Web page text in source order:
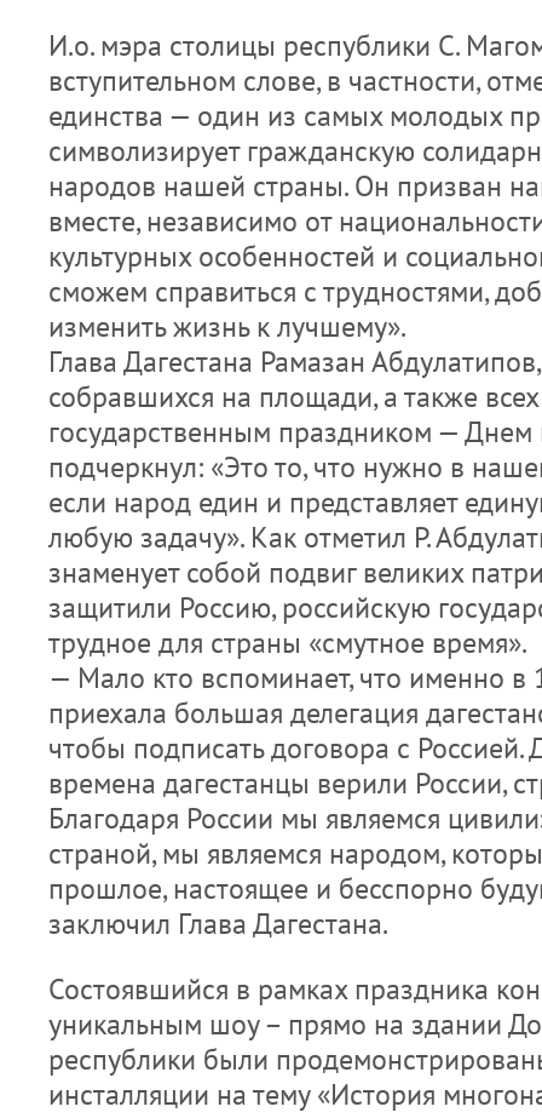
И.о. мэра столицы республики С.
вступительном слове, в частности,
единства — один из самых молодых
символизирует гражданскую
народов нашей страны. Он призван
вместе, независимо от
культурных особенностей и
сможем справиться с трудностями,
изменить жизнь к лучшему».
Глава Дагестана Рамазан
собравшихся на площади, а также
государственным праздником — Днем
подчеркнул: «Это то, что нужно в
если народ един и представляет
любую задачу». Как отметил Р.
знаменует собой подвиг великих
защитили Россию, российскую
трудное для страны «смутное время».
— Мало кто вспоминает, что именно в
приехала большая делегация
чтобы подписать договора с
времена дагестанцы верили России,
Благодаря России мы являемся
страной, мы являемся народом,
прошлое, настоящее и бесспорно
заключил Глава Дагестана.
Состоявшийся в рамках праздника
уникальным шоу – прямо на здании
республики были
инсталляции на тему «История